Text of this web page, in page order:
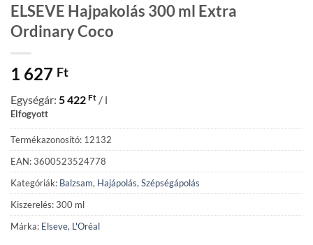
ELSEVE Hajpakolás 300 ml Extra
Ordinary Coco
1 627 Ft
Egységár: 5 422 Ft / l
Elfogyott
Termékazonosító: 12132
EAN: 3600523524778
Kategóriák: Balzsam, Hajápolás, Szépségápolás
Kiszerelés: 300 ml
Márka: Elseve, L'Oréal